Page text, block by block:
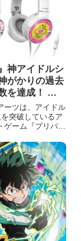
神アイドルシ
がかりの過去
達成！ 全
たちが1分間
ブをしていま
ドフォン』登
ーツは、アイドル
突破しているア
ゲーム『プリパ
年4月2日より稼
週のライブ回数が
した。これを記念
ラアイドル」